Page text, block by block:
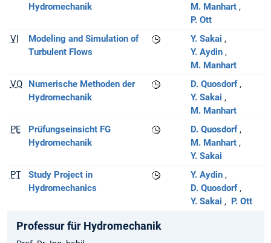
Hydromechanik
M. Manhart
P. Ott
VI
Modeling and Simulation of
Turbulent Flows
Y. Sakai
Y. Aydin
M. Manhart
VO
Numerische Methoden der
Hydromechanik
D. Quosdorf
Y. Sakai
M. Manhart
PE
Prüfungseinsicht FG
Hydromechanik
D. Quosdorf
M. Manhart
Y. Sakai
PT
Study Project in
Hydromechanics
Y. Aydin
D. Quosdorf
Y. Sakai
P. Ott
Professur für Hydromechanik